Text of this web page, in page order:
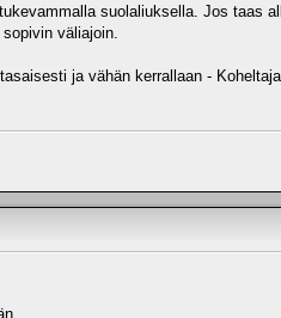
suolaliuksella. Jos taas
väliajoin.
ja vähän kerrallaan -